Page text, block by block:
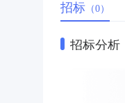
招标 （0）
招标分析